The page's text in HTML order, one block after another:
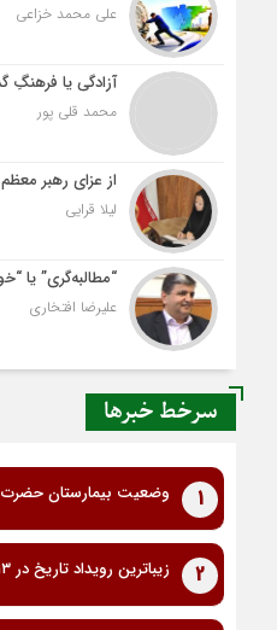
علی محمد خزاعی
آزادگی یا فرهنگِ
محمد قلی پور
از عزای رهبر
لیلا قرایی
“مطالبه‌گری” یا
علیرضا افتخاری
سرخط خبرها
1 وضعیت بیمارستان حضرت
2 زیباترین رویداد تاریخ در ۱۳رجب